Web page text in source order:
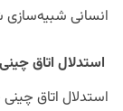
انسانی شبیه‌سازی
استدلال اتاق
استدلال اتاق